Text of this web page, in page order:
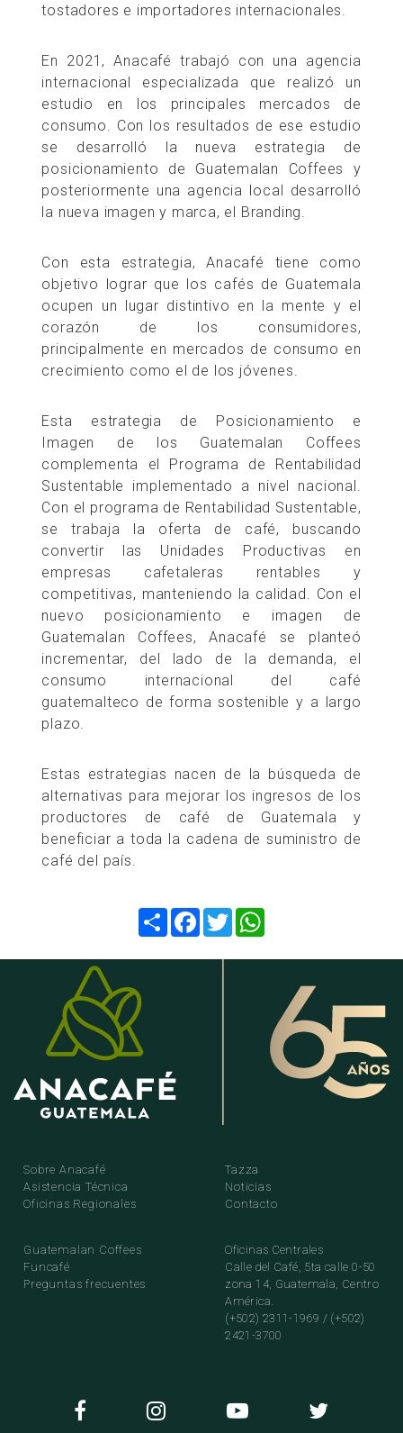
tostadores e importadores internacionales.
En 2021, Anacafé trabajó con una agencia
internacional especializada que realizó un
estudio en los principales mercados de
consumo. Con los resultados de ese estudio
se desarrolló la nueva estrategia de
posicionamiento de Guatemalan Coffees y
posteriormente una agencia local desarrolló
la nueva imagen y marca, el Branding.
Con esta estrategia, Anacafé tiene como
objetivo lograr que los cafés de Guatemala
ocupen un lugar distintivo en la mente y el
corazón de los consumidores,
principalmente en mercados de consumo en
crecimiento como el de los jóvenes.
Esta estrategia de Posicionamiento e
Imagen de los Guatemalan Coffees
complementa el Programa de Rentabilidad
Sustentable implementado a nivel nacional.
Con el programa de Rentabilidad Sustentable,
se trabaja la oferta de café, buscando
convertir las Unidades Productivas en
empresas cafetaleras rentables y
competitivas, manteniendo la calidad. Con el
nuevo posicionamiento e imagen de
Guatemalan Coffees, Anacafé se planteó
incrementar, del lado de la demanda, el
consumo internacional del café
guatemalteco de forma sostenible y a largo
plazo.
Estas estrategias nacen de la búsqueda de
alternativas para mejorar los ingresos de los
productores de café de Guatemala y
beneficiar a toda la cadena de suministro de
café del país.
CompartirFacebook
Twitter
Sobre Anacafé
Asistencia Técnica
Oficinas Regionales
Tazza
Noticias
Contacto
Guatemalan Coffees
Funcafé
Preguntas frecuentes
Oficinas Centrales
Calle del Café, 5ta calle 0-50
zona 14, Guatemala, Centro
América.
(+502) 2311-1969 / (+502)
2421-3700